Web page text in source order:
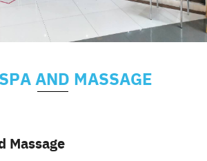
AND MASSAGE
Massage